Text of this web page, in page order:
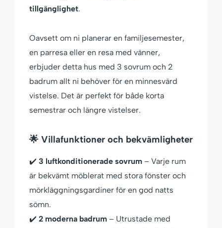
tillgänglighet.
Oavsett om ni planerar en familjesemester,
en parresa eller en resa med vänner,
erbjuder detta hus med 3 sovrum och 2
badrum allt ni behöver för en minnesvärd
vistelse. Det är perfekt för både korta
semestrar och längre vistelser.
🌟 Villafunktioner och bekvämligheter
✔️ 3 luftkonditionerade sovrum – Varje rum
är bekvämt möblerat med stora fönster och
mörkläggningsgardiner för en god natts
sömn.
✔️ 2 moderna badrum – Utrustade med